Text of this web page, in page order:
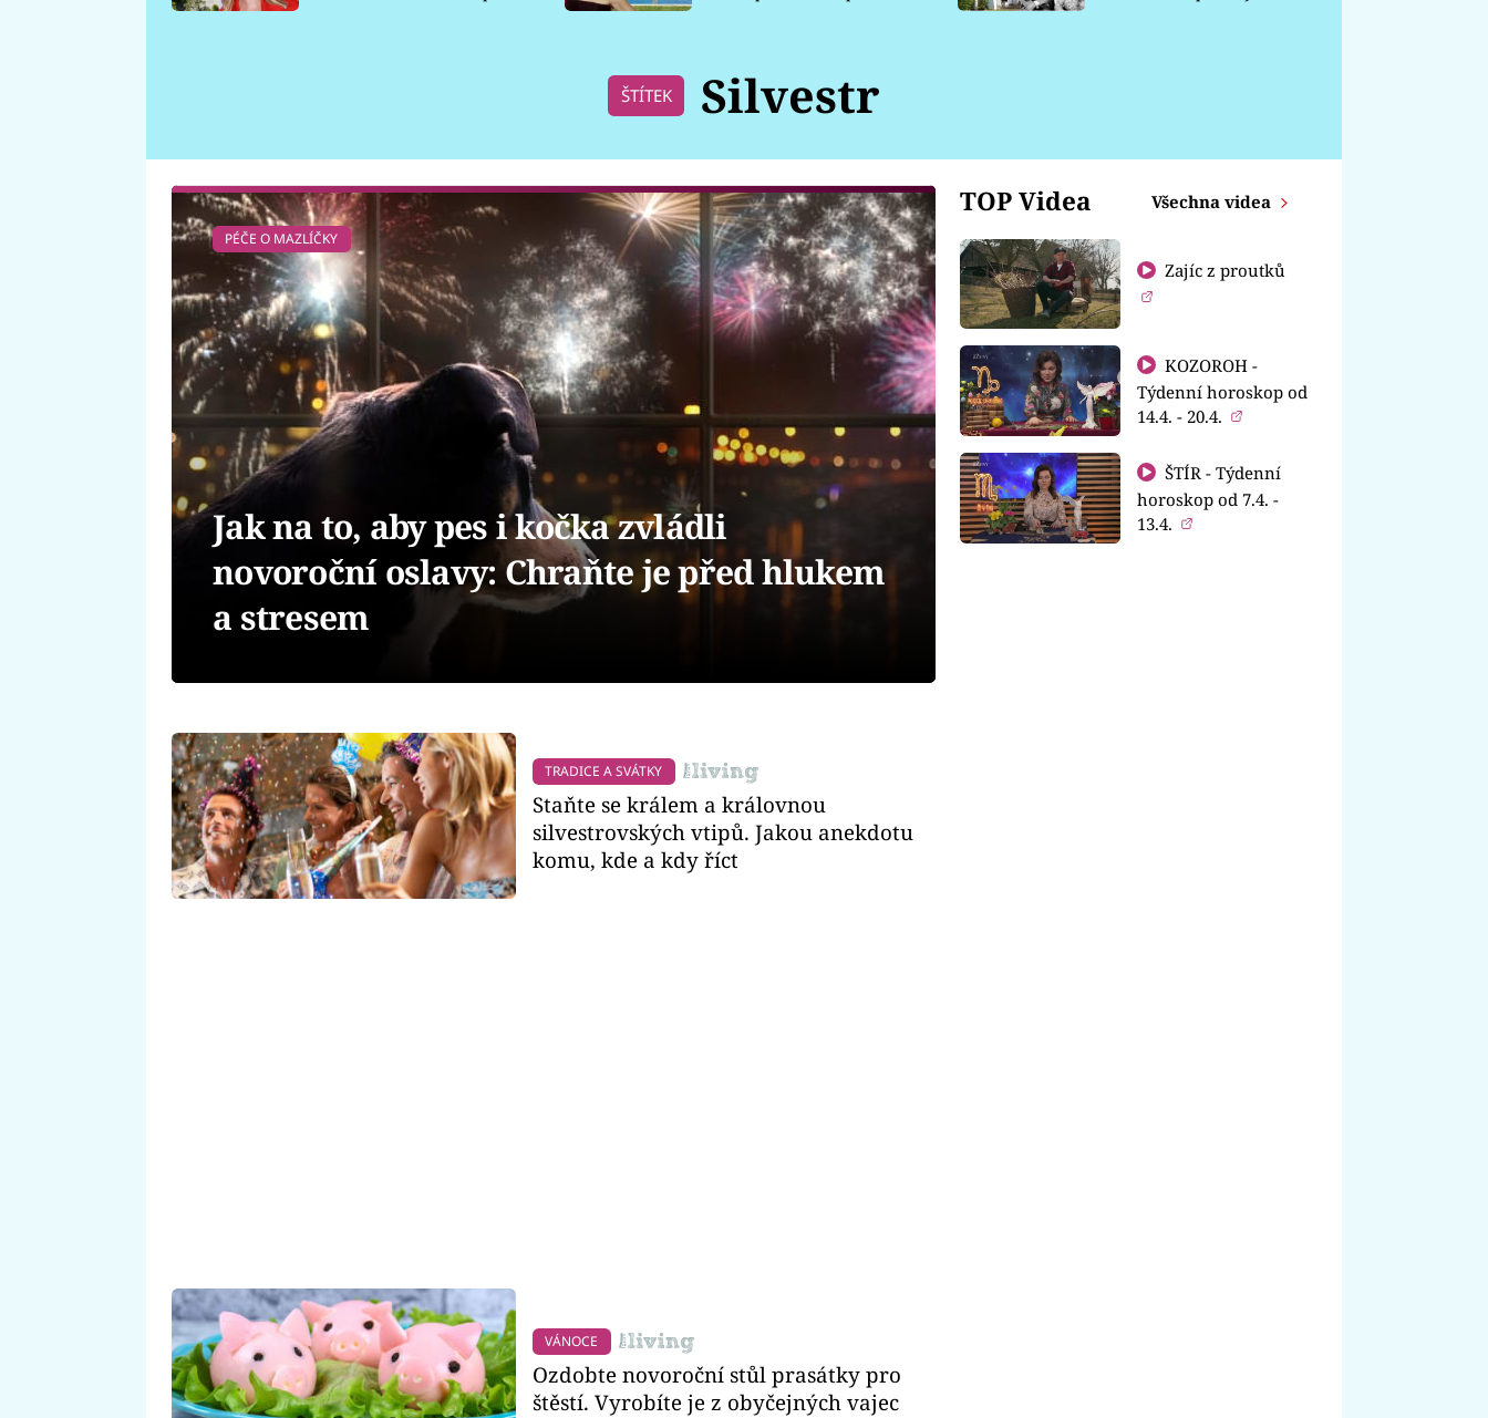
ŠTÍTEK Silvestr
TOP Videa Všechna videa
Zajíc z proutků
KOZOROH -
Týdenní horoskop od
14.4. - 20.4.
ŠTÍR - Týdenní
horoskop od 7.4. -
13.4.
PÉČE O MAZLÍČKY
Jak na to, aby pes i kočka zvládli
novoroční oslavy: Chraňte je před hlukem
a stresem
TRADICE A SVÁTKY
Staňte se králem a královnou
silvestrovských vtipů. Jakou anekdotu
komu, kde a kdy říct
VÁNOCE
Ozdobte novoroční stůl prasátky pro
štěstí. Vyrobíte je z obyčejných vajec